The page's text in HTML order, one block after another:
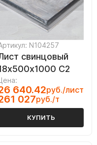
N104257
свинцовый
С2
640.42руб./лист
027руб./т
КУПИТЬ